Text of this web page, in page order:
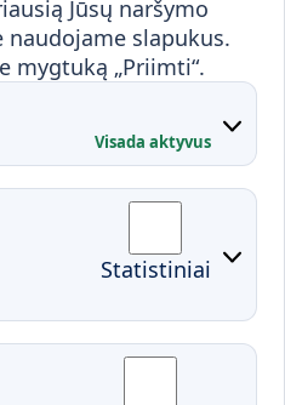
Jūsų naršymo
slapukus.
mygtuką „Priimti“.
Visada aktyvus
Statistiniai
Karjera
Studentų atstovybė